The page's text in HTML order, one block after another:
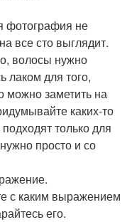
фотография не
все сто выглядит.
волосы нужно
лаком для того,
можно заметить на
каких-то
только для
просто и со
с каким выражением
его.